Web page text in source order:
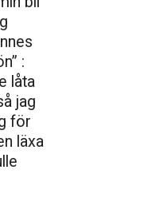
:
låta
jag
för
läxa